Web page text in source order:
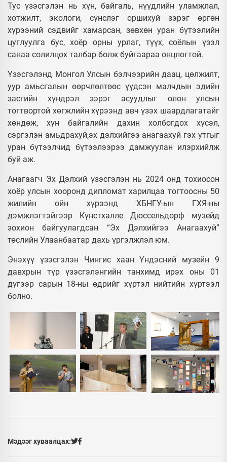
Тус үзэсгэлэн нь хүн, байгаль, нүүдлийн уламжлал,
хотжилт, экологи, сүнслэг оршихуй зэрэг өргөн
хүрээний сэдвийг хамарсан, зөвхөн уран бүтээлийн
цуглуулга бус, хоёр орны урлаг, түүх, соёлын үзэл
санаа солилцох талбар болж буйгаараа онцлогтой.
Үзэсгэлэнд Монгол Улсын бэлчээрийн даац, цөлжилт,
уур амьсгалын өөрчлөлтөөс үүдсэн малчдын эдийн
засгийн хүндрэл зэрэг асуудлыг олон улсын
тогтвортой хөгжлийн хүрээнд авч үзэх шаардлагатайг
хөндөж, хүн байгалийн дахин холбогдох хүсэл,
сэргэлэн амьдрахуй,эх дэлхийгээ анагаахуй гэх утгыг
уран бүтээлчид бүтээлээрээ дамжуулан илэрхийлж
буй аж.
Анагаагч Эх Дэлхий үзэсгэлэн нь 2024 онд тохиосон
хоёр улсын хооронд дипломат харилцаа тогтоосны 50
жилийн ойн хүрээнд ХБНГУ-ын ГХЯ-ны
дэмжлэгтэйгээр Күнстхалле Дюссельдорф музейд
зохион байгуулагдсан “Эх Дэлхийгээ Анагаахуй”
төслийн Улаанбаатар дахь үргэлжлэл юм.
Энэхүү үзэсгэлэн Чингис хаан Үндэсний музейн 9
давхрын түр үзэсгэлэнгийн танхимд ирэх оны 01
дүгээр сарын 18-ны өдрийг хүртэл нийтийн хүртээл
болно.
Мэдээг хуваалцах: